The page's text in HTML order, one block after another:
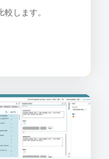
します。